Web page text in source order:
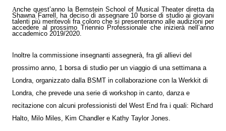
Anche quest’anno la Bernstein School of Musical Theater diretta da
Shawna Farrell, ha deciso di assegnare 10 borse di studio ai giovani
talenti più meritevoli fra coloro che si presenteranno alle audizioni per
accedere al prossimo Triennio Professionale che inizierà nell’anno
accademico 2019/2020.
Inoltre la commissione insegnanti assegnerà, fra gli allievi del
prossimo anno, 1 borsa di studio per un viaggio di una settimana a
Londra, organizzato dalla BSMT in collaborazione con la Werkkit di
Londra, che prevede una serie di workshop in canto, danza e
recitazione con alcuni professionisti del West End fra i quali: Richard
Halto, Milo Miles, Kim Chandler e Kathy Taylor Jones.